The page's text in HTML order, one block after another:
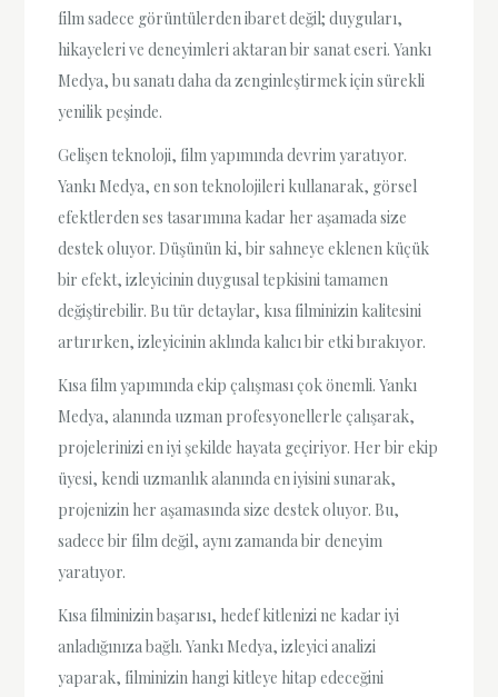
film sadece görüntülerden ibaret değil; duyguları,
hikayeleri ve deneyimleri aktaran bir sanat eseri. Yankı
Medya, bu sanatı daha da zenginleştirmek için sürekli
yenilik peşinde.
Gelişen teknoloji, film yapımında devrim yaratıyor.
Yankı Medya, en son teknolojileri kullanarak, görsel
efektlerden ses tasarımına kadar her aşamada size
destek oluyor. Düşünün ki, bir sahneye eklenen küçük
bir efekt, izleyicinin duygusal tepkisini tamamen
değiştirebilir. Bu tür detaylar, kısa filminizin kalitesini
artırırken, izleyicinin aklında kalıcı bir etki bırakıyor.
Kısa film yapımında ekip çalışması çok önemli. Yankı
Medya, alanında uzman profesyonellerle çalışarak,
projelerinizi en iyi şekilde hayata geçiriyor. Her bir ekip
üyesi, kendi uzmanlık alanında en iyisini sunarak,
projenizin her aşamasında size destek oluyor. Bu,
sadece bir film değil, aynı zamanda bir deneyim
yaratıyor.
Kısa filminizin başarısı, hedef kitlenizi ne kadar iyi
anladığınıza bağlı. Yankı Medya, izleyici analizi
yaparak, filminizin hangi kitleye hitap edeceğini